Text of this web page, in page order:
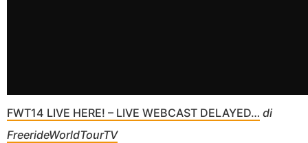
FWT14 LIVE HERE! – LIVE WEBCAST DELAYED… di
FreerideWorldTourTV